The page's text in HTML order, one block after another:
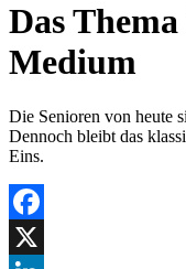
Das
Medium
Die Senioren von heute
Dennoch bleibt das
Eins.
Facebook